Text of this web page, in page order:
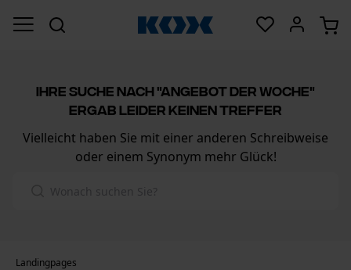
Ihre Suche nach "angebot der woche"
ergab leider keinen Treffer
Vielleicht haben Sie mit einer anderen Schreibweise
oder einem Synonym mehr Glück!
Landingpages